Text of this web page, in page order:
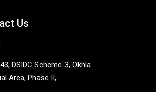
Us
DSIDC Scheme-3, Okhla
Area, Phase II,